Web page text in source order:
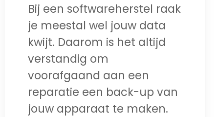
Bij een softwareherstel raak
je meestal wel jouw data
kwijt. Daarom is het altijd
verstandig om
voorafgaand aan een
reparatie een back-up van
jouw apparaat te maken.